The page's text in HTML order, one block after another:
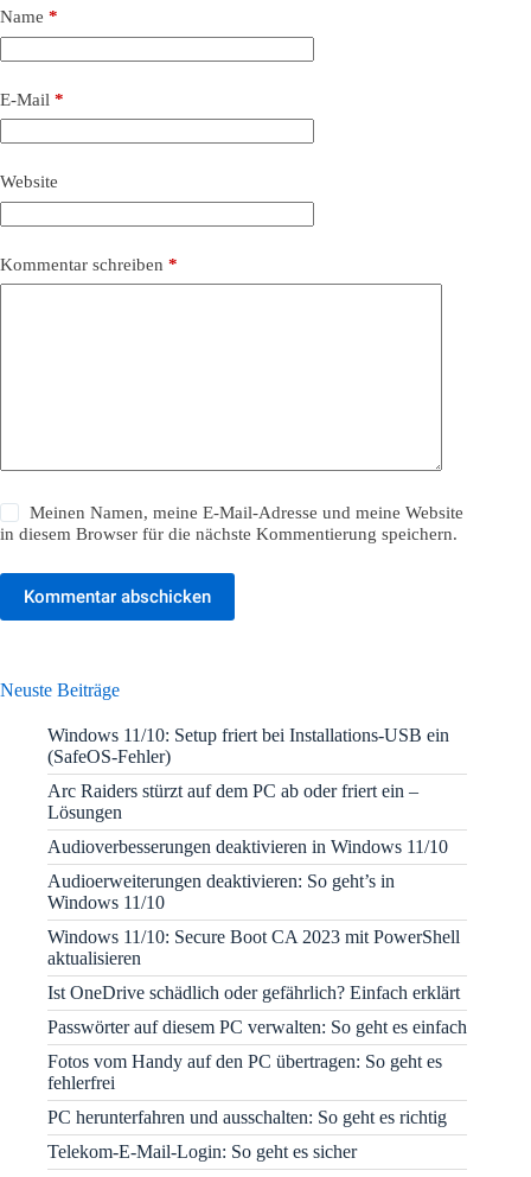
Name *
E-Mail *
Website
Kommentar schreiben *
Meinen Namen, meine E-Mail-Adresse und meine Website
in diesem Browser für die nächste Kommentierung speichern.
Kommentar abschicken
Neuste Beiträge
Windows 11/10: Setup friert bei Installations-USB ein
(SafeOS-Fehler)
Arc Raiders stürzt auf dem PC ab oder friert ein –
Lösungen
Audioverbesserungen deaktivieren in Windows 11/10
Audioerweiterungen deaktivieren: So geht’s in
Windows 11/10
Windows 11/10: Secure Boot CA 2023 mit PowerShell
aktualisieren
Ist OneDrive schädlich oder gefährlich? Einfach erklärt
Passwörter auf diesem PC verwalten: So geht es einfach
Fotos vom Handy auf den PC übertragen: So geht es
fehlerfrei
PC herunterfahren und ausschalten: So geht es richtig
Telekom-E-Mail-Login: So geht es sicher